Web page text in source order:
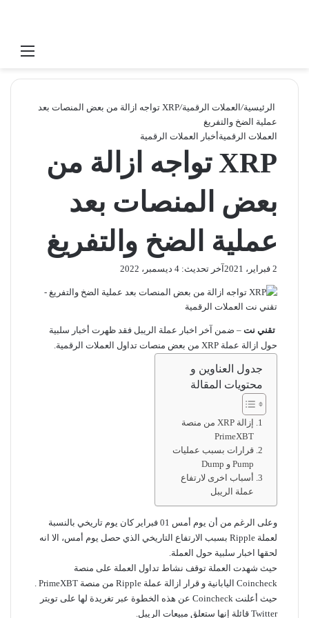
الرئيسية/العملات الرقمية/
XRP تواجه ازالة من بعض المنصات بعد
عملية الضخ والتفريغ
العملات الرقمية أخبار العملات الرقمية
XRP تواجه ازالة من
بعض المنصات بعد
عملية الضخ والتفريغ
2 فبراير، 2021 آخر تحديث: 4 ديسمبر، 2022
تقني نت – ضمن آخر اخبار عملة الريبل فقد ظهرت أخبار سلبية
حول ازالة عملة XRP من بعض منصات تداول العملات الرقمية.
جدول العناوين و
محتويات المقالة
إزالة XRP من منصة
PrimeXBT
قرارات بسبب عمليات
Pump و Dump
أسباب اخرى لارتفاع
عملة الريبل
وعلى الرغم من أن يوم أمس 01 فبراير كان يوم تاريخي بالنسبة
لعملة Ripple بسبب الارتفاع التاريخي الذي حصل يوم أمس، الا انه
لحقها اخبار سلبية حول العملة.
حيث شهدت العملة توقف نشاط تداول العملة على منصة
Coincheck اليابانية و قرار ازالة عملة Ripple من منصة PrimeXBT .
حيث أعلنت Coincheck عن هذه الخطوة عبر
تغريدة لها على تويتر
Twitter قائلة إنها ستعلق مبيعات الريبل.